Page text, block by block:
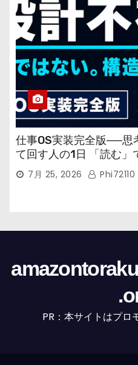
仕事OS実装完全版──思
て回す人の1日 「読む」
から回す実装書だ。
7月 25, 2026 Phi72110
PR：本サイトはプロ